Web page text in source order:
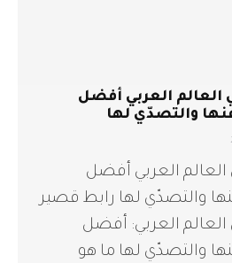
العالم العربي أفضل
والتصدّي لها
العالم العربي أفضل
والتصدّي لها رابط قصير
العالم العربي: أفضل
والتصدّي لها ما هو